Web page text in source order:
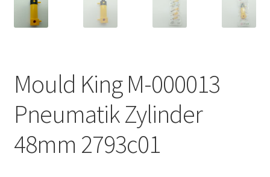
Mould King M-000013
Pneumatik Zylinder
48mm 2793c01